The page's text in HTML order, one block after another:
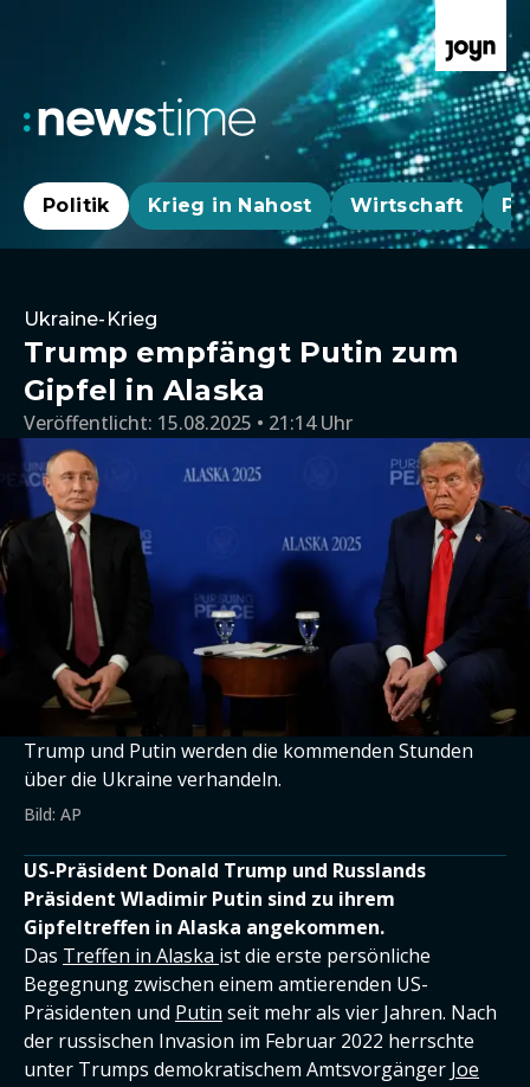
Politik Krieg in Nahost Wirtschaft
Ukraine-Krieg
Trump empfängt Putin zum
Gipfel in Alaska
Veröffentlicht: 15.08.2025 • 21:14 Uhr
Trump und Putin werden die kommenden Stunden
über die Ukraine verhandeln.
Bild: AP
US-Präsident Donald Trump und Russlands
Präsident Wladimir Putin sind zu ihrem
Gipfeltreffen in Alaska angekommen.
Das Treffen in Alaska ist die erste persönliche
Begegnung zwischen einem amtierenden US-
Präsidenten und Putin seit mehr als vier Jahren. Nach
der russischen Invasion im Februar 2022 herrschte
unter Trumps demokratischem Amtsvorgänger Joe